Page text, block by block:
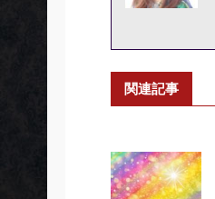
関連記事